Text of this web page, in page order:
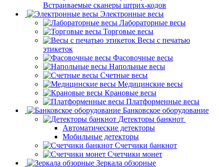
Встраиваемые сканеры штрих-кодов
Электронные весы
Лабораторные весы
Торговые весы
Весы с печатью
этикеток
Фасовочные весы
Напольные весы
Счетные весы
Медицинские весы
Крановые весы
Платформенные весы
Банковское оборудование
Детекторы банкнот
Автоматические детекторы
Мобильные детекторы
Счетчики банкнот
Счетчики монет
Зеркала обзорные